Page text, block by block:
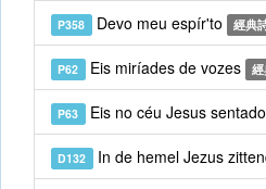
P358 Devo meu espír'to 經典
P62 Eis miríades de vozes
P63 Eis no céu Jesus sentado
D132 In de hemel Jezus